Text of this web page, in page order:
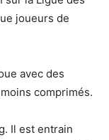
joueurs de
avec des
comprimés.
Il est entrain